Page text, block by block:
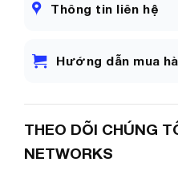
#tainghecodayxiaomi
#tainghecodaychandet
Thông tin liên hệ
Hướng dẫn mua
THEO DÕI CHÚNG
NETWORKS